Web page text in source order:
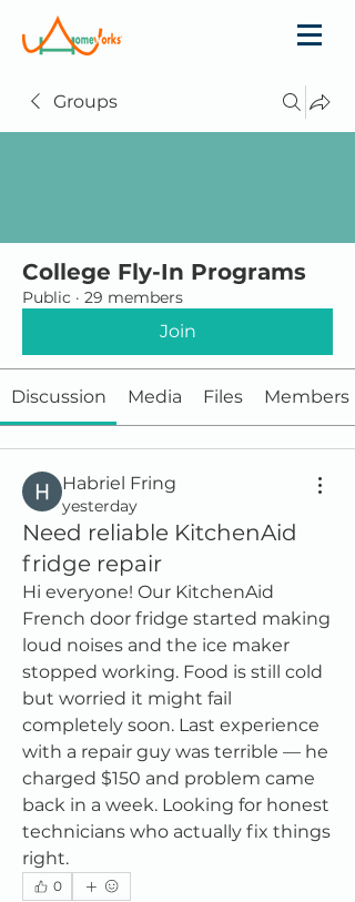
Groups
College Fly-In Programs
Public · 29 members
Join
Discussion Media Files Members
Habriel Fring
yesterday
Need reliable KitchenAid
fridge repair
Hi everyone! Our KitchenAid
French door fridge started making
loud noises and the ice maker
stopped working. Food is still cold
but worried it might fail
completely soon. Last experience
with a repair guy was terrible — he
charged $150 and problem came
back in a week. Looking for honest
technicians who actually fix things
right.
0